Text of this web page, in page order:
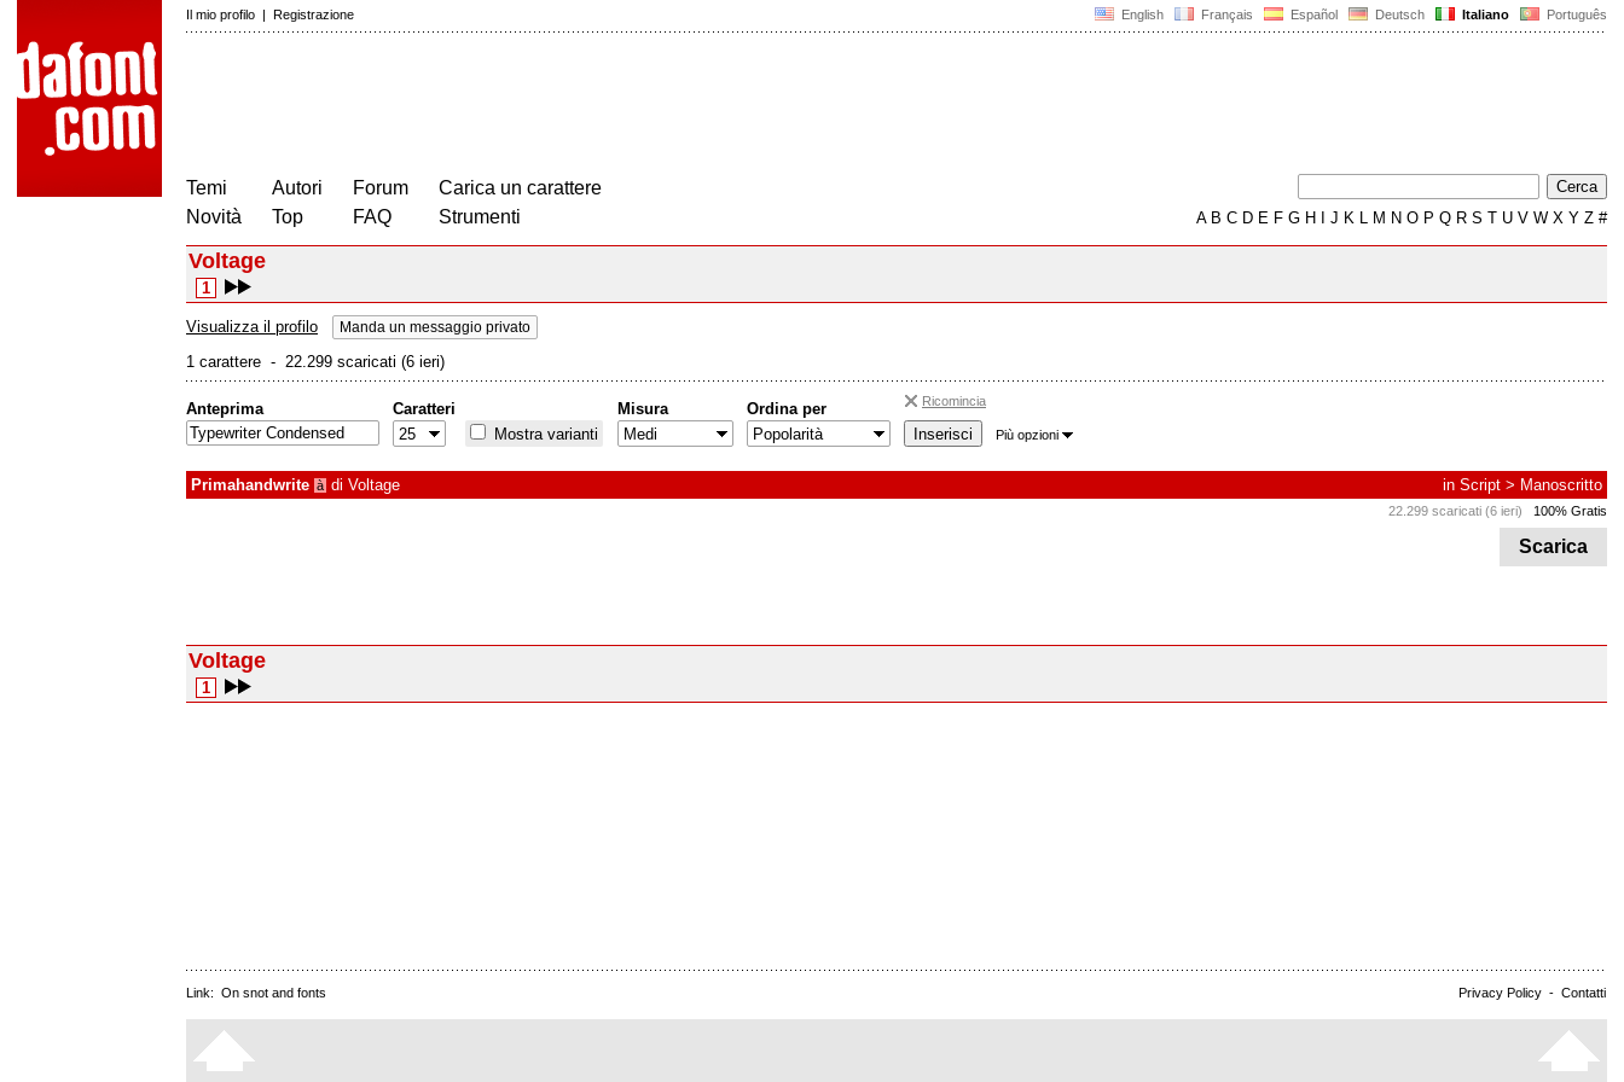
English Français Español Deutsch Italiano Português
Il mio profilo | Registrazione
Temi
Novità
Autori
Top
Forum
FAQ
Carica un carattere
Strumenti
AB C D E F G H J K L M N O P Q R S T U V W X Y Z #
Voltage
1
Visualizza il profilo Manda un messaggio privato
1 carattere - 22.299 scaricati (6 ieri)
Anteprima
Caratteri
Mostra varianti
Misura Ordina per Ricomincia
Più opzioni
Primahandwrite à di Voltage in Script > Manoscritto
22.299 scaricati (6 ieri) 100% Gratis
Scarica
Voltage
1
Privacy Policy - Contatti
Link: On snot and fonts